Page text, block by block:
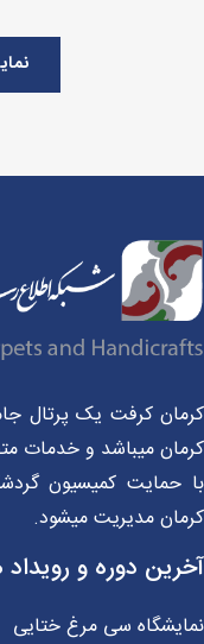
کرفت یک پرتال
میباشد و خدمات
حمایت کمیسیون
مدیریت میشود.
دوره و رویداد ها
سی مرغ ختایی